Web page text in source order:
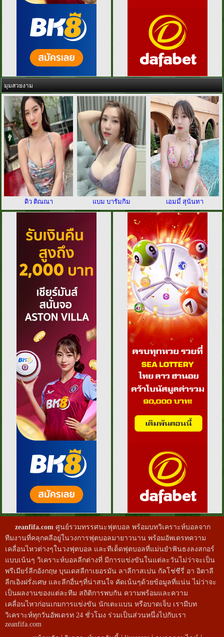
มุมสวยงาม
ดิว ติณณา แบม บารัมกิม เอมมี่ สุนันทา
zeanfifa.com ศูนย์รวมทรรศนะฟุตบอล พร้อมบทวิเคราะห์บอลจาก
ทีมงานที่คลุกคลีอยู่ในวงการฟุตบอลมายาวนาน พร้อมอัพเดรทความ
เคลื่อนไหวต่างๆในวงฟุตบอล และทีเด็ดฟุตบอลที่แม่นยำฟันธงลงสกอร์
แบบเน้นๆ วิเคราะห์บอลลีกต่างที่ มีการแข่งขันในแต่ละวันไม่ว่าจะเป็น
พรีเมียร์ลีกอังกฤษ บุนเดสลีกาเยอรมัน ลาลีกาสเปน กัลโช่ซีรี่ อา อิตาลี
ลีกเอิงฝรั่งเศษ และลีกอื่นๆที่น่าสนใจ คัดเน้นๆด้วยข้อมูลที่แน่น ไม่ว่าจะ
เป็นผลงานของแต่ละทีม สถิติการพบกัน ความพร้อมและความ
เคลื่อนไหวก่อนเกมการแข่งขัน นักเตะแบน หรือบาดเจ็บ เรามีบท
วิเคราะห์ทุกวันอัพเดรท 24 ชั่วโมง ร่วมเป็นส่วนหนึ่งไปกับเรา
zeanfifa.com